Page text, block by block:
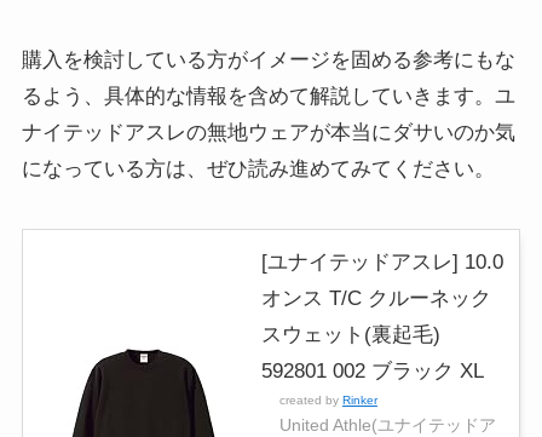
購入を検討している方がイメージを固める参考にもな
るよう、具体的な情報を含めて解説していきます。ユ
ナイテッドアスレの無地ウェアが本当にダサいのか気
になっている方は、ぜひ読み進めてみてください。
[ユナイテッドアスレ] 10.0
オンス T/C クルーネック
スウェット(裏起毛)
592801 002 ブラック XL
created by Rinker
United Athle(ユナイテッドア